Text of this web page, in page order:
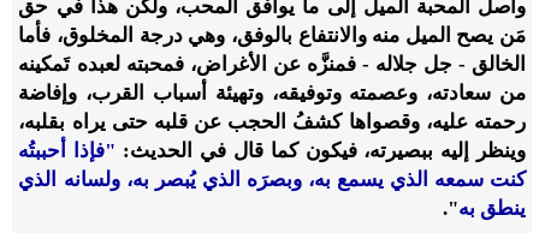
وأصل المحبة الميل إلى ما يوافق المحب، ولكن هذا في حق
مَن يصح الميل منه والانتفاع بالوفق، وهي درجة المخلوق، فأما
الخالق - جل جلاله - فمنزَّه عن الأغراض، فمحبته لعبده تَمكينه
من سعادته، وعصمته وتوفيقه، وتهيئة أسباب القرب، وإفاضة
رحمته عليه، وقصواها كشفُ الحجب عن قلبه حتى يراه بقلبه،
وينظر إليه ببصيرته، فيكون كما قال في الحديث: "فإذا أحببتُه
كنت سمعه الذي يسمع به، وبصرَه الذي يُبصر به، ولسانه الذي
ينطق به".